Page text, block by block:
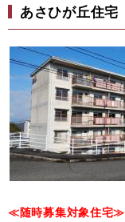
あさひが丘住宅
≪随時募集対象住宅≫